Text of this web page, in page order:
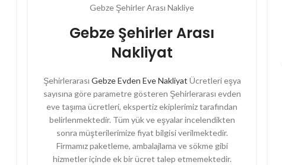
Gebze Şehirler Arası Nakliye
Gebze Şehirler Arası
Nakliyat
Şehirlerarası Gebze Evden Eve Nakliyat Ücretleri eşya
sayısına göre parametre gösteren Şehirlerarası evden
eve taşıma ücretleri, ekspertiz ekiplerimiz tarafından
belirlenmektedir. Tüm yük ve eşyalar incelendikten
sonra müşterilerimize fiyat bilgisi verilmektedir.
Firmamız paketleme, ambalajlama ve sökme gibi
hizmetler içinde ek bir ücret talep etmemektedir.